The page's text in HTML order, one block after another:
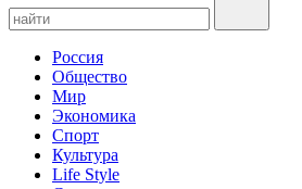
Россия
Общество
Мир
Экономика
Спорт
Культура
Life Style